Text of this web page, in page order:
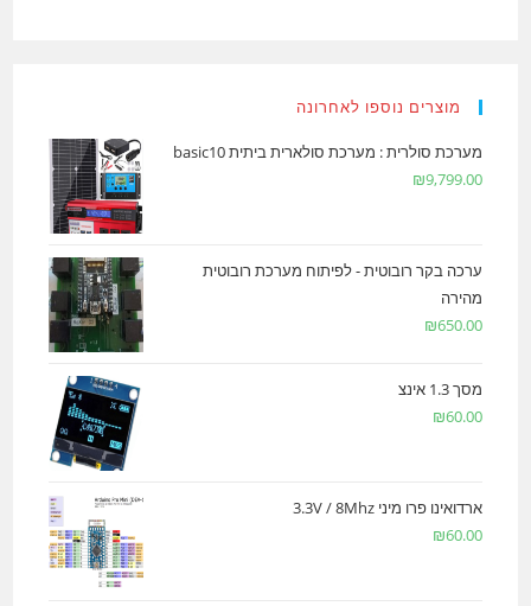
מוצרים נוספו לאחרונה
מערכת סולרית : מערכת סולארית ביתית basic10
₪9,799.00
ערכה בקר רובוטית - לפיתוח מערכת רובוטית
מהירה
₪650.00
מסך 1.3 אינצ
₪60.00
ארדואינו פרו מיני 3.3V / 8Mhz
₪60.00